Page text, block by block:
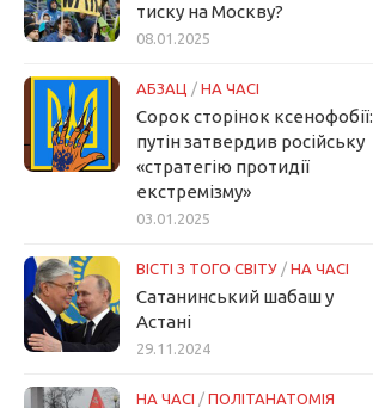
тиску на Москву?
08.01.2025
АБЗАЦ / НА ЧАСІ
Сорок сторінок ксенофобії:
путін затвердив російську
«стратегію протидії
екстремізму»
03.01.2025
ВІСТІ З ТОГО СВІТУ / НА ЧАСІ
Сатанинський шабаш у
Астані
29.11.2024
НА ЧАСІ / ПОЛІТАНАТОМІЯ